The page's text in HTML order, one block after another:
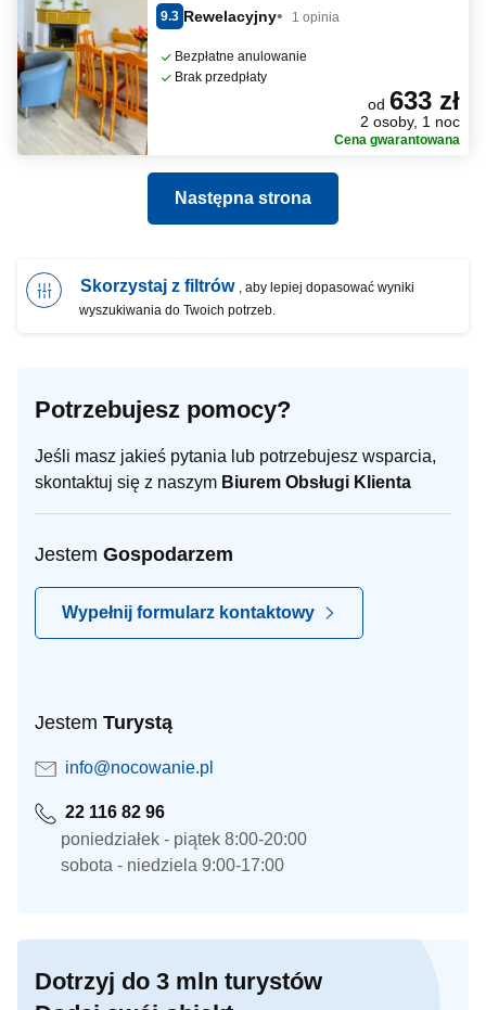
9.3 Rewelacyjny 1 opinia
Bezpłatne anulowanie
Brak przedpłaty
od 633 zł
2 osoby, 1 noc
Cena gwarantowana
Następna strona
Skorzystaj z filtrów , aby lepiej dopasować wyniki
wyszukiwania do Twoich potrzeb.
Potrzebujesz pomocy?
Jeśli masz jakieś pytania lub potrzebujesz wsparcia,
skontaktuj się z naszym Biurem Obsługi Klienta
Jestem Gospodarzem
Wypełnij formularz kontaktowy
Jestem Turystą
info@nocowanie.pl
22 116 82 96
poniedziałek - piątek 8:00-20:00
sobota - niedziela 9:00-17:00
Dotrzyj do 3 mln turystów